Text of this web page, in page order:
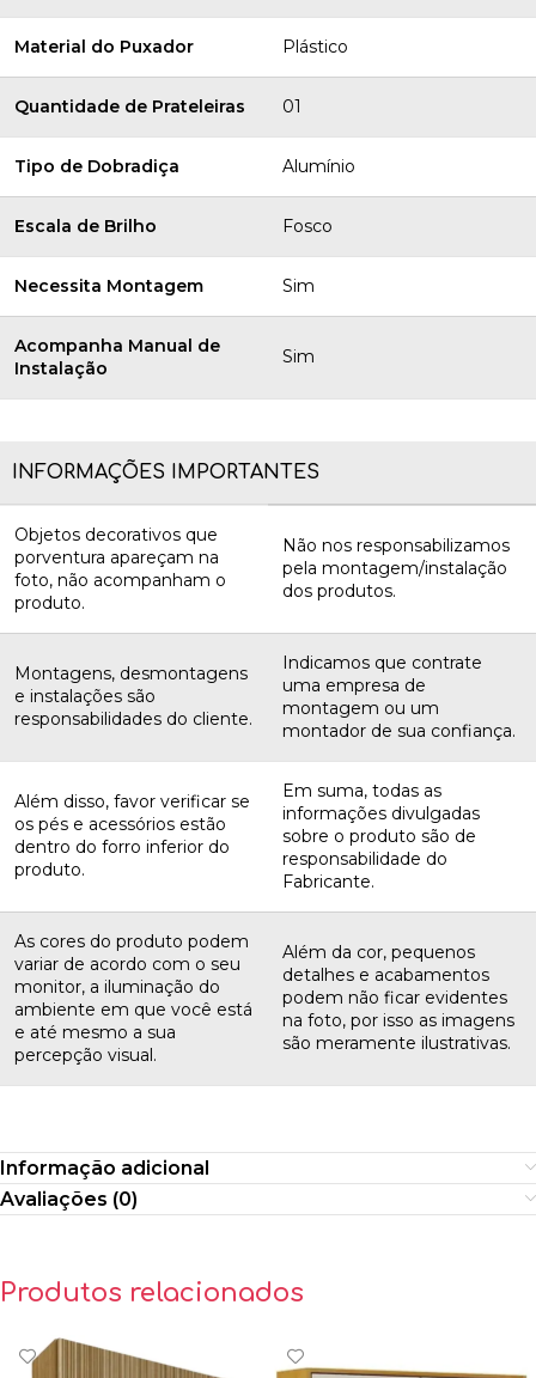
Material do Puxador Plástico
Quantidade de Prateleiras 01
Tipo de Dobradiça Alumínio
Escala de Brilho Fosco
Necessita Montagem Sim
Acompanha Manual de
Instalação
Sim
INFORMAÇÕES IMPORTANTES
Objetos decorativos que
porventura apareçam na
foto, não acompanham o
produto.
Não nos responsabilizamos
pela montagem/instalação
dos produtos.
Montagens, desmontagens
e instalações são
responsabilidades do cliente.
Indicamos que contrate
uma empresa de
montagem ou um
montador de sua confiança.
Além disso, favor verificar se
os pés e acessórios estão
dentro do forro inferior do
produto.
Em suma, todas as
informações divulgadas
sobre o produto são de
responsabilidade do
Fabricante.
As cores do produto podem
variar de acordo com o seu
monitor, a iluminação do
ambiente em que você está
e até mesmo a sua
percepção visual.
Além da cor, pequenos
detalhes e acabamentos
podem não ficar evidentes
na foto, por isso as imagens
são meramente ilustrativas.
Informação adicional
Avaliações (0)
Produtos relacionados